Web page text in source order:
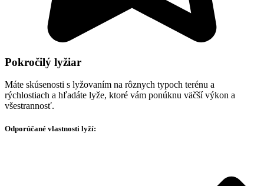
Pokročilý lyžiar
Máte skúsenosti s lyžovaním na rôznych typoch terénu a
rýchlostiach a hľadáte lyže, ktoré vám ponúknu väčší výkon a
všestrannosť.
Odporúčané vlastnosti lyží: